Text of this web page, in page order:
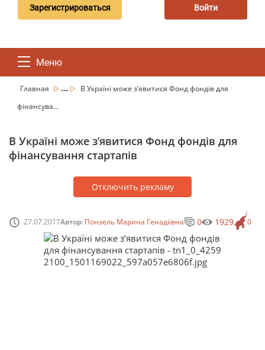
Зарегистрироваться Войти
Меню
Главная ...
В Україні може з’явитися Фонд фондів для
фінансува...
В Україні може з’явитися Фонд фондів для
фінансування стартапів
Отключить рекламу
27.07.2017Автор: Понзель Марина Генадіївна 0
0 1929